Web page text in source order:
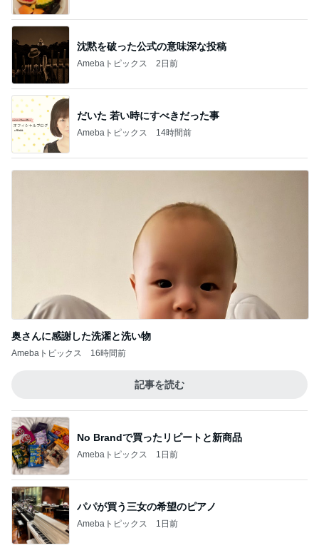
沈黙を破った公式の意味深な投稿
Amebaトピックス 2日前
だいた 若い時にすべきだった事
Amebaトピックス 14時間前
奥さんに感謝した洗濯と洗い物
Amebaトピックス 16時間前
記事を読む
No Brandで買ったリピートと新商品
Amebaトピックス 1日前
パパが買う三女の希望のピアノ
Amebaトピックス 1日前